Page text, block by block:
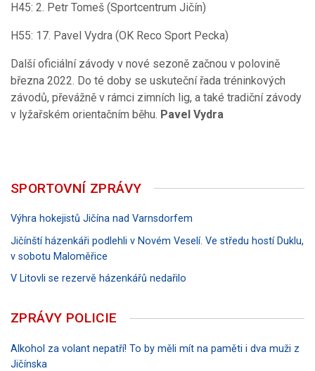
H45: 2. Petr Tomeš (Sportcentrum Jičín)
H55: 17. Pavel Vydra (OK Reco Sport Pecka)
Další oficiální závody v nové sezoně začnou v polovině
března 2022. Do té doby se uskuteční řada tréninkových
závodů, převážně v rámci zimních lig, a také tradiční závody
v lyžařském orientačním běhu. Pavel Vydra
SPORTOVNÍ ZPRÁVY
Výhra hokejistů Jičína nad Varnsdorfem
Jičínští házenkáři podlehli v Novém Veselí. Ve středu hostí Duklu,
v sobotu Maloměřice
V Litovli se rezervě házenkářů nedařilo
ZPRÁVY POLICIE
Alkohol za volant nepatří! To by měli mít na paměti i dva muži z
Jičínska